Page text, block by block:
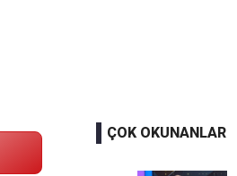
ÇOK OKUNANLAR